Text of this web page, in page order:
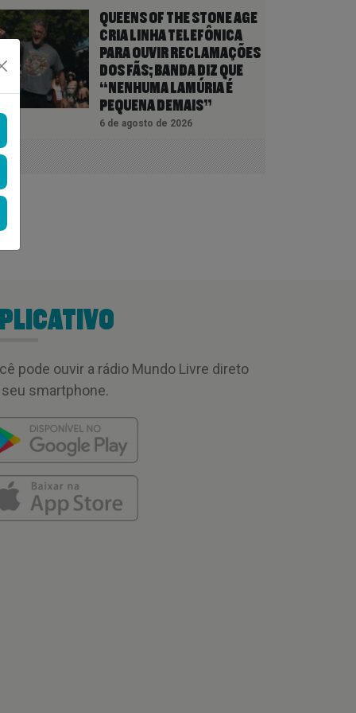
QUEENS OF THE STONE AGE
CRIA LINHA TELEFÔNICA
PARA OUVIR RECLAMAÇÕES
DOS FÃS; BANDA DIZ QUE
“NENHUMA LAMÚRIA É
PEQUENA DEMAIS”
6 de agosto de 2026
pode ouvir a rádio Mundo Livre direto
smartphone.